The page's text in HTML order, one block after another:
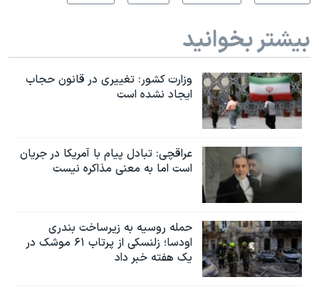
بیشتر بخوانید
وزارت کشور: تغییری در قانون حجاب
ایجاد نشده است
عراقچی: تبادل پیام با آمریکا در جریان
است اما به معنی مذاکره نیست
حمله روسیه به زیرساخت بندری
اودسا؛ زلنسکی از پرتاب ۶۱ موشک در
یک هفته خبر داد